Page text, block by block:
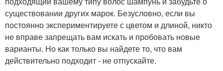
существовании других марок. Безусловно, если вы
постоянно экспериментируете с цветом и длиной, никто
не вправе запрещать вам искать и пробовать новые
варианты. Но как только вы найдете то, что вам
действительно подходит - не отпускайте.